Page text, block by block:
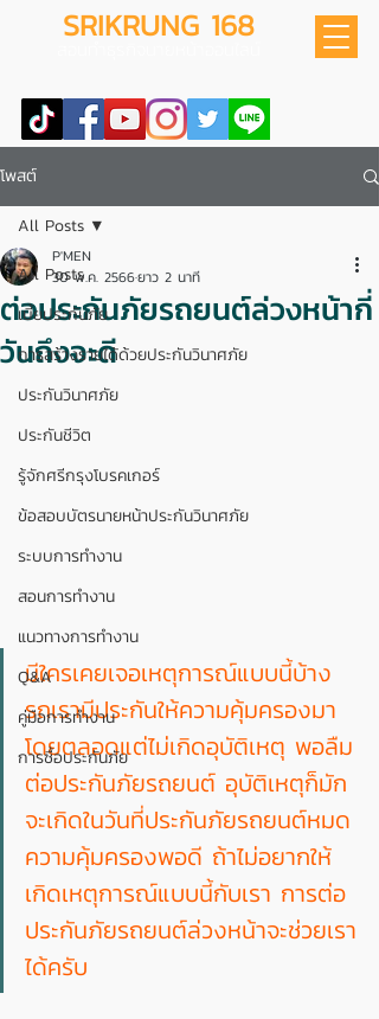
SRIKRUNG 168
โพสต์
All Posts
เบี้ยประกันภัย
การสร้างรายได้ด้วยประกันวินาศภัย
ประกันวินาศภัย
ประกันชีวิต
รู้จักศรีกรุงโบรคเกอร์
ข้อสอบบัตรนายหน้าประกันวินาศภัย
ระบบการทำงาน
สอนการทำงาน
แนวทางการทำงาน
Q&A
คู่มือการทำงาน
การซื้อประกันภัย
All Posts
ต่อประกันภัยรถยนต์ล่วงหน้ากี่
วันถึงจะดี
P'MEN
30 พ.ค. 2566ยาว 2 นาที
มีใครเคยเจอเหตุการณ์แบบนี้บ้าง
รถเรามีประกันให้ความคุ้มครองมา
โดยตลอดแต่ไม่เกิดอุบัติเหตุ พอลืม
ต่อประกันภัยรถยนต์ อุบัติเหตุก็มัก
จะเกิดในวันที่ประกันภัยรถยนต์หมด
ความคุ้มครองพอดี ถ้าไม่อยากให้
เกิดเหตุการณ์แบบนี้กับเรา การต่อ
ประกันภัยรถยนต์ล่วงหน้าจะช่วยเรา
ได้ครับ